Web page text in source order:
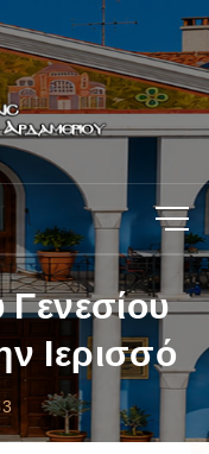
Ιερισσό